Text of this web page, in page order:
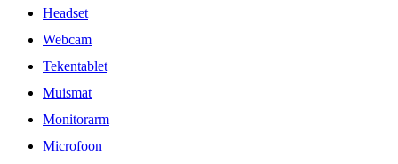
Headset
Webcam
Tekentablet
Muismat
Monitorarm
Microfoon